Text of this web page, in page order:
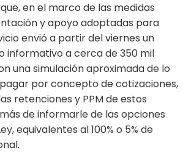
en el marco de las medidas
y apoyo adoptadas para
envió a partir del viernes un
informativo a cerca de 350 mil
una simulación aproximada de lo
por concepto de cotizaciones,
retenciones y PPM de estos
de informarle de las opciones
equivalentes al 100% o 5% de